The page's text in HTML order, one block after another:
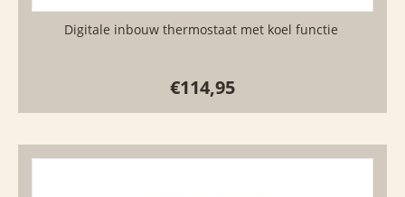
Digitale inbouw thermostaat met koel functie
€114,95